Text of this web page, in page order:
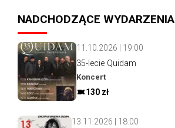
NADCHODZĄCE WYDARZENIA
11.10.2026 | 19:00
35-lecie Quidam
Koncert
130 zł
13.11.2026 | 18:00